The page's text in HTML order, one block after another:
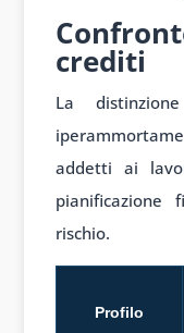
crediti
La
addetti ai
pianificazione
rischio.
Profilo